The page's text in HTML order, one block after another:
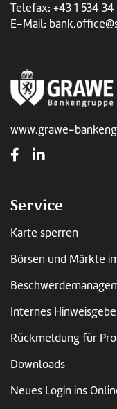
Telefax: +43 1 534
E-Mail:
www.grawe-
Service
Karte sperren
Börsen und Märkte
Internes
Rückmeldung für
Downloads
Neues Login ins